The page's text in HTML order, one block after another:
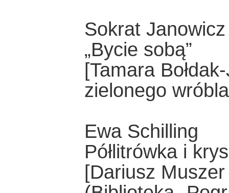
Sokrat Janowicz
„Bycie sobą”
[Tamara
zielonego
Ewa Schilling
Półlitrówka i
[Dariusz